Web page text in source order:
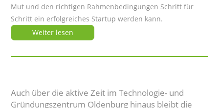
Mut und den richtigen Rahmenbedingungen Schritt für
Schritt ein erfolgreiches Startup werden kann.
Weiter lesen
Auch über die aktive Zeit im Technologie- und
Gründungszentrum Oldenburg hinaus bleibt die